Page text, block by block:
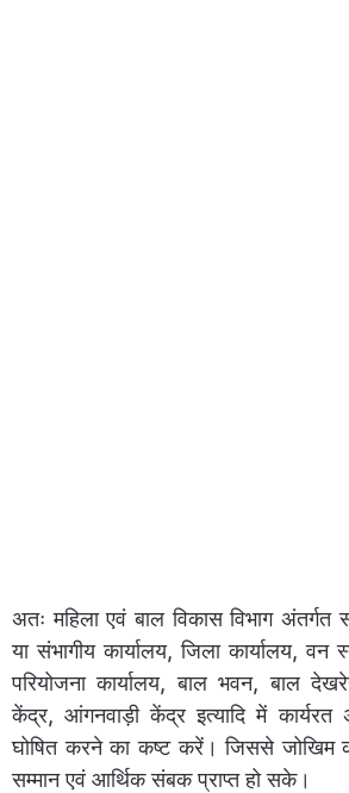
अतः महिला एवं बाल विकास विभाग अंतर्गत
या संभागीय कार्यालय, जिला कार्यालय, वन
परियोजना कार्यालय, बाल भवन, बाल
केंद्र, आंगनवाड़ी केंद्र इत्यादि में कार्यरत
घोषित करने का कष्ट करें। जिससे जोखिम
सम्मान एवं आर्थिक संबक प्राप्त हो सके।